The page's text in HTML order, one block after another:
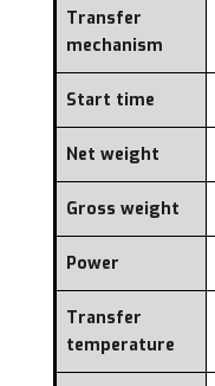
Transfer
mechanism
Start time
Net weight
Gross weight
Power
Transfer
temperature